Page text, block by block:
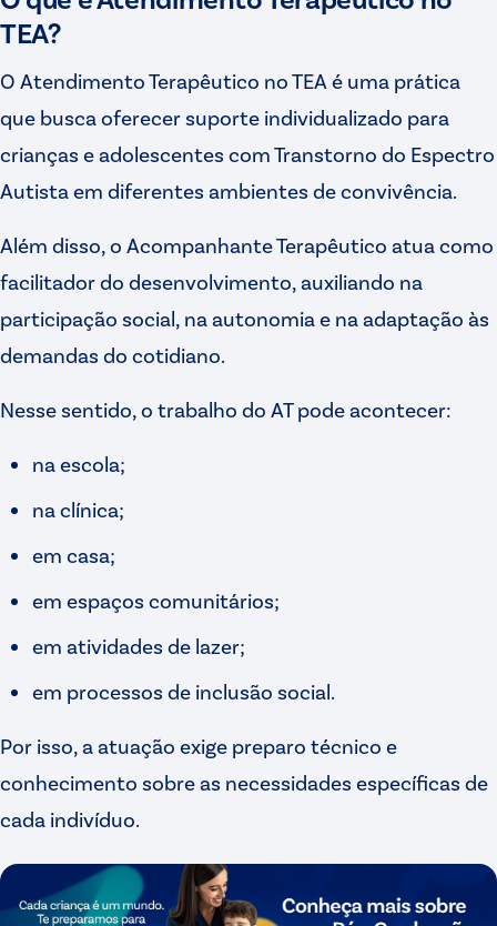
TEA?
O Atendimento Terapêutico no TEA é uma prática
que busca oferecer suporte individualizado para
crianças e adolescentes com Transtorno do Espectro
Autista em diferentes ambientes de convivência.
Além disso, o Acompanhante Terapêutico atua como
facilitador do desenvolvimento, auxiliando na
participação social, na autonomia e na adaptação às
demandas do cotidiano.
Nesse sentido, o trabalho do AT pode acontecer:
na escola;
na clínica;
em casa;
em espaços comunitários;
em atividades de lazer;
em processos de inclusão social.
Por isso, a atuação exige preparo técnico e
conhecimento sobre as necessidades específicas de
cada indivíduo.